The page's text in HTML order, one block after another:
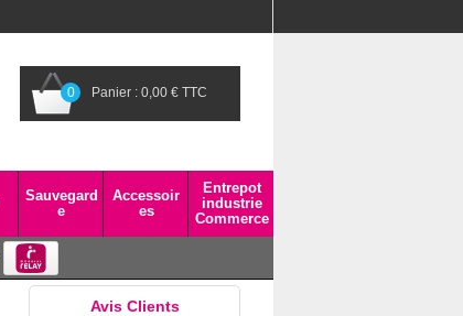
0 Panier : 0,00 € TTC
Sauvegard
e
Accessoir
es
Entrepot
industrie
Commerce
Avis Clients